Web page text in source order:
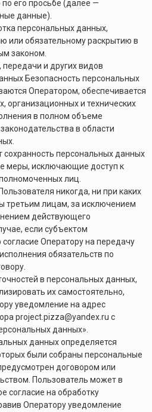
его просьбе (далее —
данные).
персональных данных,
или обязательному раскрытию в
законом.
и других видов
Безопасность персональных
Оператором, обеспечивается
организационных и технических
в полном объеме
в области
сохранность персональных данных
меры, исключающие доступ к
лиц.
никогда, ни при каких
третьим лицам, за исключением
действующего
если субъектом
Оператору на передачу
обязательств по
в персональных данных,
их самостоятельно,
уведомление на адрес
project.pizza@yandex.ru с
данных».
данных определяется
были собраны персональные
договором или
Пользователь может в
согласие на обработку
Оператору уведомление